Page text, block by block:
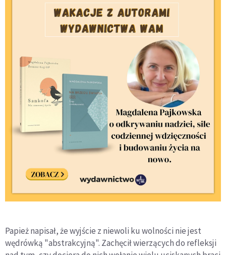
Papież napisał, że wyjście z niewoli ku wolności nie jest
wędrówką "abstrakcyjną". Zachęcił wierzących do refleksji